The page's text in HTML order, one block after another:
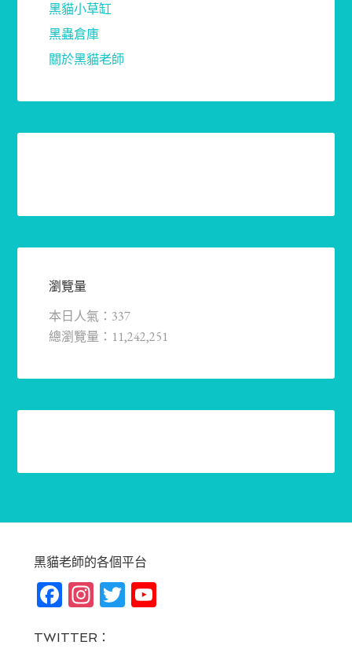
黑貓小草缸
黑蟲倉庫
關於黑貓老師
瀏覽量
本日人氣：337
總瀏覽量：11,242,251
黑貓老師的各個平台
Fa
bo
In
ag
T Yo
TWITTER：